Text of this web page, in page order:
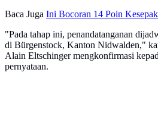
Baca Juga Ini Bocoran 14 Poin
"Pada tahap ini, penandatanganan
di Bürgenstock, Kanton Nidwalden,"
Alain Eltschinger mengkonfirmasi
pernyataan.